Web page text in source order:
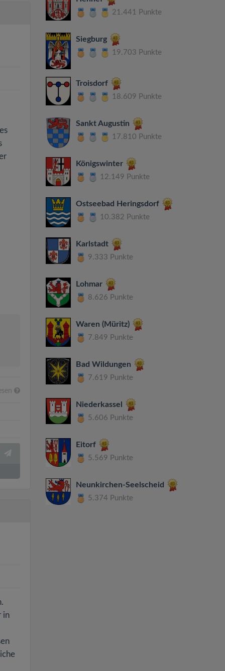
in
21.441 Punkte
Siegburg
19.703 Punkte
Troisdorf
18.609 Punkte
Sankt Augustin
17.810 Punkte
Königswinter
12.149 Punkte
Ostseebad Heringsdorf
10.382 Punkte
Karlstadt
9.333 Punkte
Lohmar
8.626 Punkte
Waren (Müritz)
7.849 Punkte
Bad Wildungen
7.619 Punkte
Niederkassel
5.606 Punkte
Eitorf
5.569 Punkte
Neunkirchen-Seelscheid
5.374 Punkte